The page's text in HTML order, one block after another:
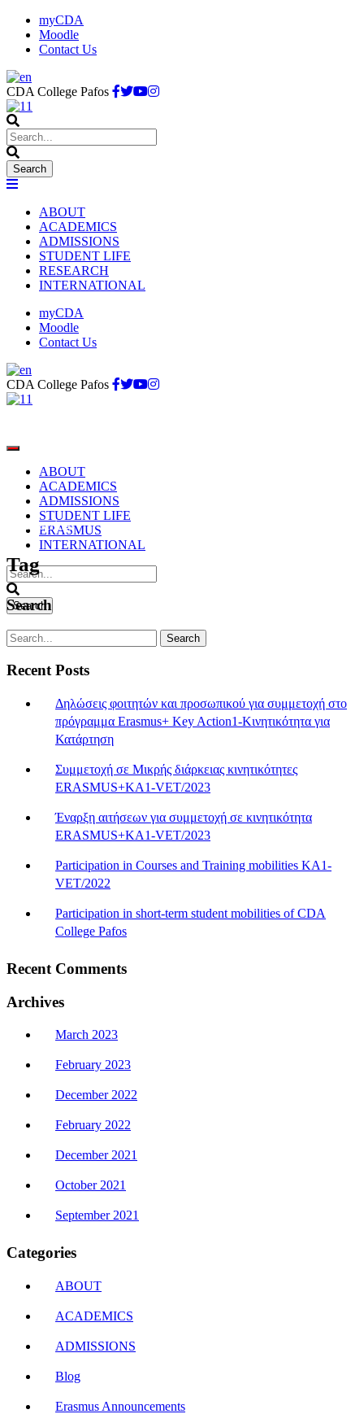
myCDA
Moodle
Contact Us
CDA College Pafos
ABOUT
ACADEMICS
ADMISSIONS
STUDENT LIFE
RESEARCH
INTERNATIONAL
myCDA
Moodle
Contact Us
CDA College Pafos
ABOUT
ACADEMICS
ADMISSIONS
STUDENT LIFE
ERASMUS
INTERNATIONAL
volunteering
Tag
Search
Recent Posts
Δηλώσεις φοιτητών και προσωπικού για συμμετοχή στο
πρόγραμμα Erasmus+ Key Action1-Κινητικότητα για
Κατάρτηση
Συμμετοχή σε Μικρής διάρκειας κινητικότητες
ERASMUS+KA1-VET/2023
Έναρξη αιτήσεων για συμμετοχή σε κινητικότητα
ERASMUS+KA1-VET/2023
Participation in Courses and Training mobilities KA1-
VET/2022
Participation in short-term student mobilities of CDA
College Pafos
Recent Comments
Archives
March 2023
February 2023
December 2022
February 2022
December 2021
October 2021
September 2021
Categories
ABOUT
ACADEMICS
ADMISSIONS
Blog
Erasmus Announcements